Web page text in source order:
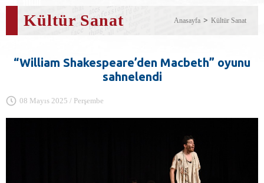
Kültür Sanat Anasayfa Kültür Sanat
“William Shakespeare’den Macbeth” oyunu
sahnelendi
08 Mayıs 2025 / Perşembe